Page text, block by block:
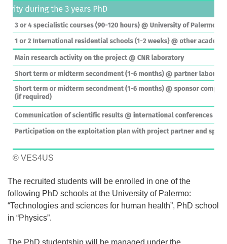
© VES4US
The recruited students will be enrolled in one of the
following PhD schools at the University of Palermo:
“Technologies and sciences for human health”, PhD school
in “Physics”.
The PhD studentship will be managed under the